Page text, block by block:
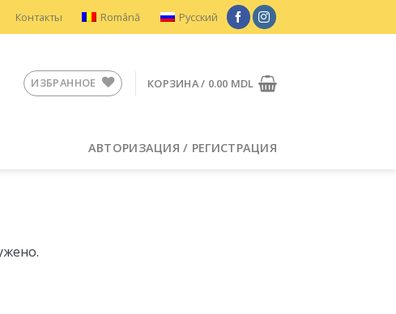
Контакты Română Русский
ИЗБРАННОЕ КОРЗИНА / 0.00 MDL
АВТОРИЗАЦИЯ / РЕГИСТРАЦИЯ